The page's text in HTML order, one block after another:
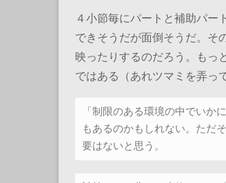
４小節毎にパートと補助パ
できそうだが面倒そうだ。そ
映ったりするのだろう。もっ
ではある（あれツマミを弄っ
「制限のある環境の中でいか
もあるのかもしれない。ただ
要はないと思う。